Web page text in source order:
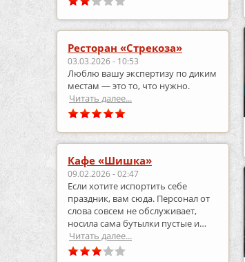
Ресторан «Стрекоза»
03.03.2026 - 10:53
Люблю вашу экспертизу по диким
местам — это то, что нужно.
Читать далее...
Кафе «Шишка»
09.02.2026 - 02:47
Если хотите испортить себе
праздник, вам сюда. Персонал от
слова совсем не обслуживает,
носила сама бутылки пустые и
приносила полные.
Читать далее...